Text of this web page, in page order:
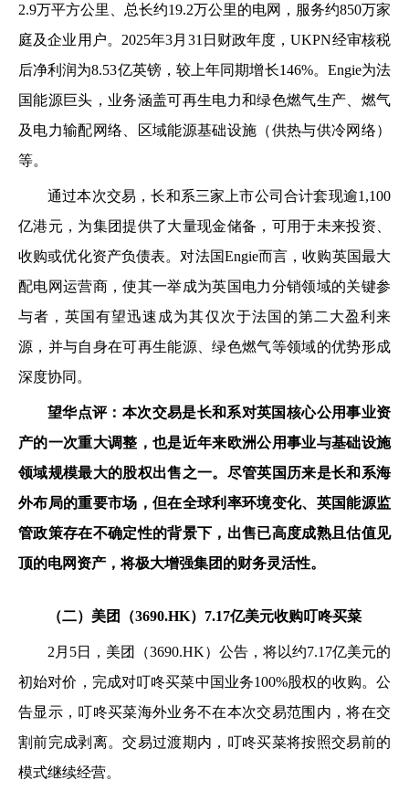
2.9万平方公里、总长约19.2万公里的电网，服务约850万家
庭及企业用户。2025年3月31日财政年度，UKPN经审核税
后净利润为8.53亿英镑，较上年同期增长146%。Engie为法
国能源巨头，业务涵盖可再生电力和绿色燃气生产、燃气
及电力输配网络、区域能源基础设施（供热与供冷网络）
等。
通过本次交易，长和系三家上市公司合计套现逾1,100
亿港元，为集团提供了大量现金储备，可用于未来投资、
收购或优化资产负债表。对法国Engie而言，收购英国最大
配电网运营商，使其一举成为英国电力分销领域的关键参
与者，英国有望迅速成为其仅次于法国的第二大盈利来
源，并与自身在可再生能源、绿色燃气等领域的优势形成
深度协同。
望华点评：本次交易是长和系对英国核心公用事业资
产的一次重大调整，也是近年来欧洲公用事业与基础设施
领域规模最大的股权出售之一。尽管英国历来是长和系海
外布局的重要市场，但在全球利率环境变化、英国能源监
管政策存在不确定性的背景下，出售已高度成熟且估值见
顶的电网资产，将极大增强集团的财务灵活性。
（二）美团（3690.HK）7.17亿美元收购叮咚买菜
2 月5日，美团（3690.HK）公告，将以约7.17亿美元的
初始对价，完成对叮咚买菜中国业务100%股权的收购。公
告显示，叮咚买菜海外业务不在本次交易范围内，将在交
割前完成剥离。交易过渡期内，叮咚买菜将按照交易前的
模式继续经营。